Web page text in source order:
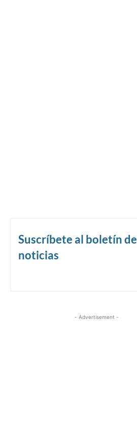
Suscríbete al boletín de
noticias
- Advertisement -